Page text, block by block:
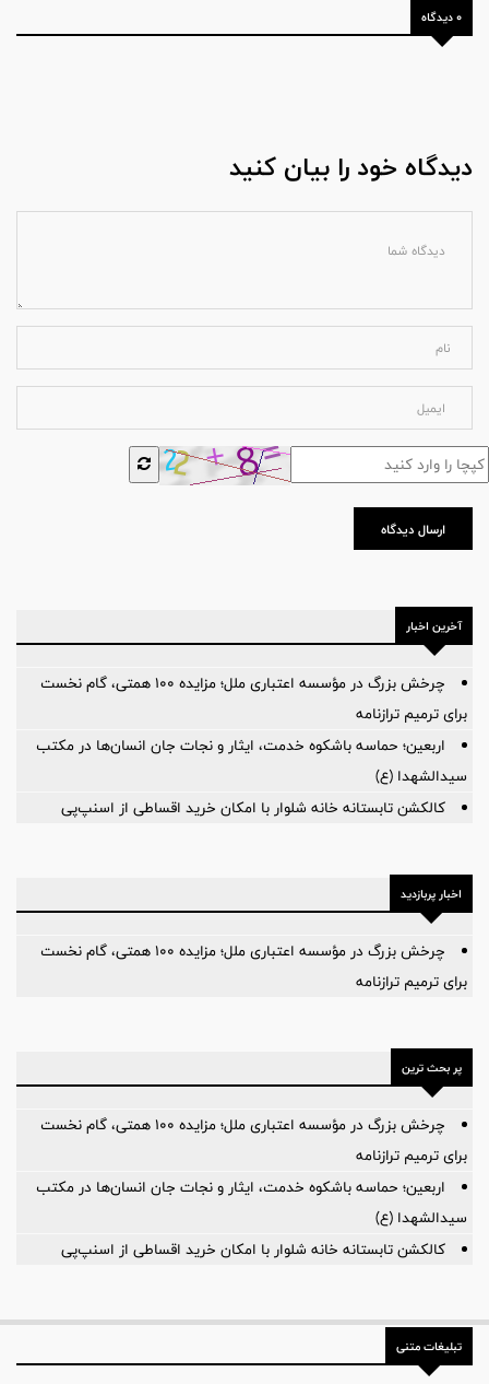
0 دیدگاه
دیدگاه خود را بیان کنید
ارسال دیدگاه
آخرین اخبار
چرخش بزرگ در مؤسسه اعتباری ملل؛ مزایده ۱۰۰ همتی، گام نخست
برای ترمیم ترازنامه
اربعین؛ حماسه باشکوه خدمت، ایثار و نجات جان انسان‌ها در مکتب
سیدالشهدا (ع)
کالکشن تابستانه خانه شلوار با امکان خرید اقساطی از اسنپ‌پی
اخبار پربازدید
چرخش بزرگ در مؤسسه اعتباری ملل؛ مزایده ۱۰۰ همتی، گام نخست
برای ترمیم ترازنامه
پر بحث ترین
چرخش بزرگ در مؤسسه اعتباری ملل؛ مزایده ۱۰۰ همتی، گام نخست
برای ترمیم ترازنامه
اربعین؛ حماسه باشکوه خدمت، ایثار و نجات جان انسان‌ها در مکتب
سیدالشهدا (ع)
کالکشن تابستانه خانه شلوار با امکان خرید اقساطی از اسنپ‌پی
تبلیغات متنی